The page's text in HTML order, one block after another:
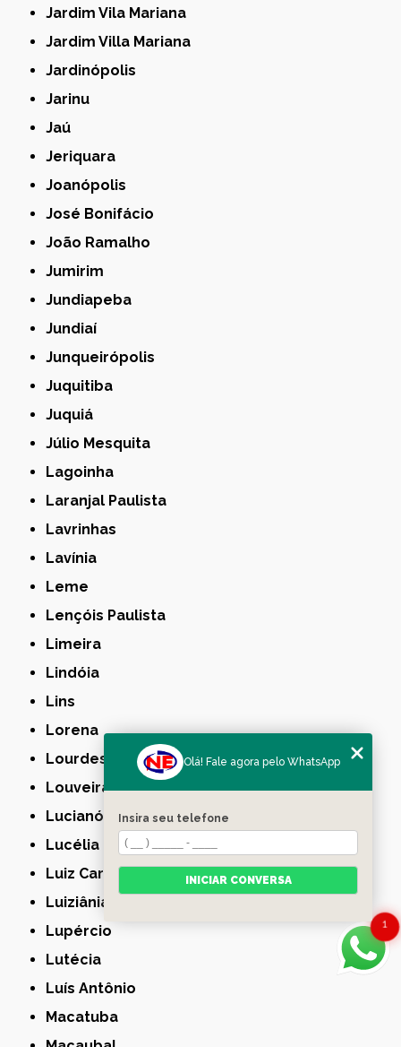
Jardim Vila Mariana
Jardim Villa Mariana
Jardinópolis
Jarinu
Jaú
Jeriquara
Joanópolis
José Bonifácio
João Ramalho
Jumirim
Jundiapeba
Jundiaí
Junqueirópolis
Juquitiba
Juquiá
Júlio Mesquita
Lagoinha
Laranjal Paulista
Lavrinhas
Lavínia
Leme
Lençóis Paulista
Limeira
Lindóia
Lins
Lorena
Lourdes
Louveira
Lucianópolis
Lucélia
Luiz Carlos
Luiziânia
Lupércio
Lutécia
Luís Antônio
Macatuba
1
Olá! Fale agora pelo WhatsApp
Insira seu telefone
INICIAR CONVERSA